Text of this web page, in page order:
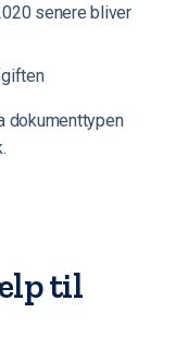
senere bliver
dokumenttypen
til